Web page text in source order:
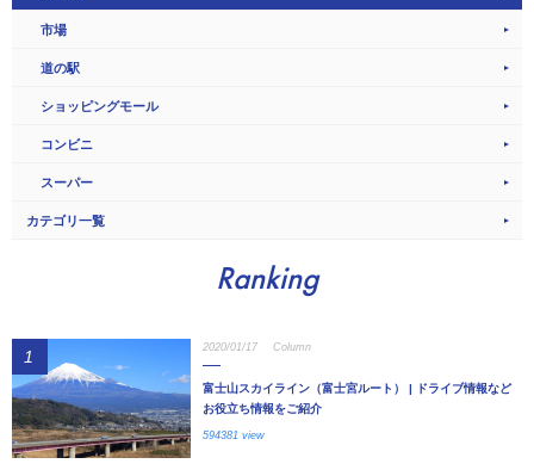
市場
道の駅
ショッピングモール
コンビニ
スーパー
カテゴリ一覧
Ranking
1 2020/01/17 Column
富士山スカイライン（富士宮ルート） | ドライブ情報など
お役立ち情報をご紹介
594381 view